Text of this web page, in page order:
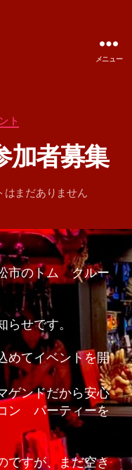
メニュー
ト
者募集
作
成
者
T
A
はまだありません
市のトム クルー
せです。
めてイベントを開
ゲンドだから安心
ン パーティーを
ですが、まだ空き